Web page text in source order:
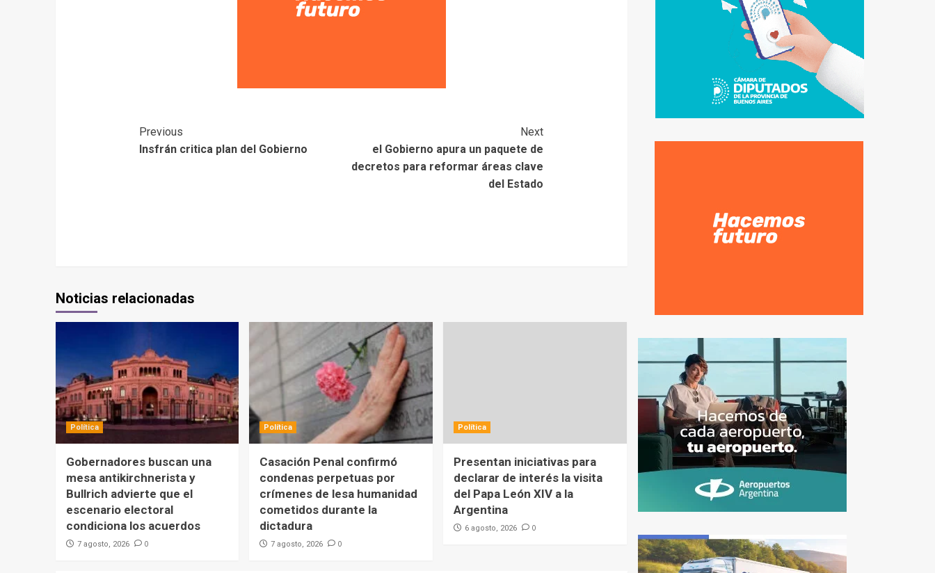
Previous
Insfrán critica plan del Gobierno
Next
el Gobierno apura un paquete de
decretos para reformar áreas clave
del Estado
Noticias relacionadas
Política
Gobernadores buscan una
mesa antikirchnerista y
Bullrich advierte que el
escenario electoral
condiciona los acuerdos
7 agosto, 2026 0
Política
Casación Penal confirmó
condenas perpetuas por
crímenes de lesa humanidad
cometidos durante la
dictadura
7 agosto, 2026 0
Política
Presentan iniciativas para
declarar de interés la visita
del Papa León XIV a la
Argentina
6 agosto, 2026 0